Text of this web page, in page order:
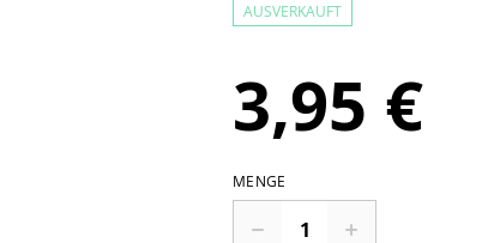
AUSVERKAUFT
3,95 €
MENGE